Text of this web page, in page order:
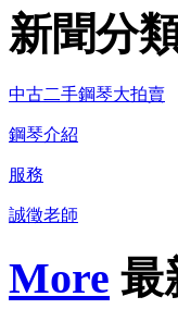
新聞分
中古二手鋼琴大拍賣
鋼琴介紹
服務
誠徵老師
More 最